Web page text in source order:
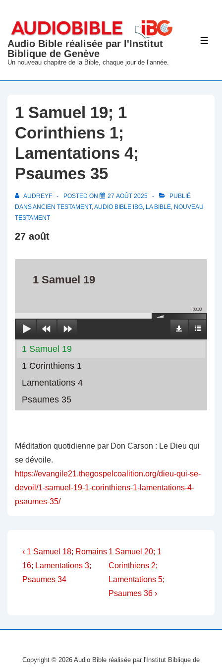
passer
contenu
principal
Audio Bible réalisée par l'Institut
Biblique de Genève
Un nouveau chapitre de la Bible, chaque jour de l’année.
1 Samuel 19; 1
Corinthiens 1;
Lamentations 4;
Psaumes 35
AUDREYF POSTED ON 27 AOÛT 2025
PUBLIÉ
DANSANCIEN TESTAMENT,AUDIO BIBLE IBG, LA BIBLE, NOUVEAU
TESTAMENT
27 août
1 Samuel 19
00:00
1 Samuel 19
1 Corinthiens 1
Lamentations 4
Psaumes 35
Méditation quotidienne par Don Carson : Le Dieu qui
se dévoile.
https://evangile21.thegospelcoalition.org/dieu-qui-se-
devoil/1-samuel-19-1-corinthiens-1-lamentations-4-
psaumes-35/
Navigation
de
l’article
Previous
Post
is
‹ 1 Samuel 18; Romains
16; Lamentations 3;
Psaumes 34
Next
Post
is
1 Samuel 20; 1
Corinthiens 2;
Lamentations 5;
Psaumes 36 ›
Copyright © 2026 Audio Bible réalisée par l'Institut Biblique de